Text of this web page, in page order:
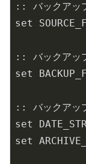
:: バックアッ
set
:: バックアッ
set
:: バックアッ
set
set